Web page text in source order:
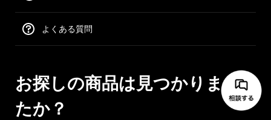
よくある質問
お探しの商品は見つかりまし
たか？